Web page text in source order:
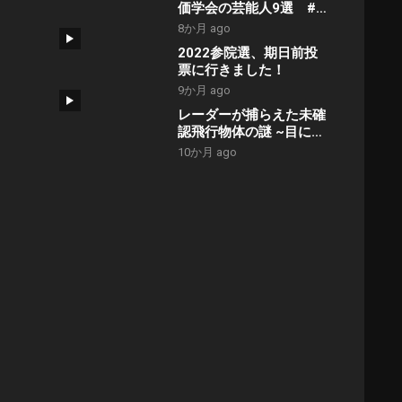
価学会の芸能人9選 #
創価学会 #アンチ #芸
能人 #ランキング
8か月 ago
2022参院選、期日前投
票に行きました！
9か月 ago
レーダーが捕らえた未確
認飛行物体の謎 ~目には
見えないUFO~
10か月 ago